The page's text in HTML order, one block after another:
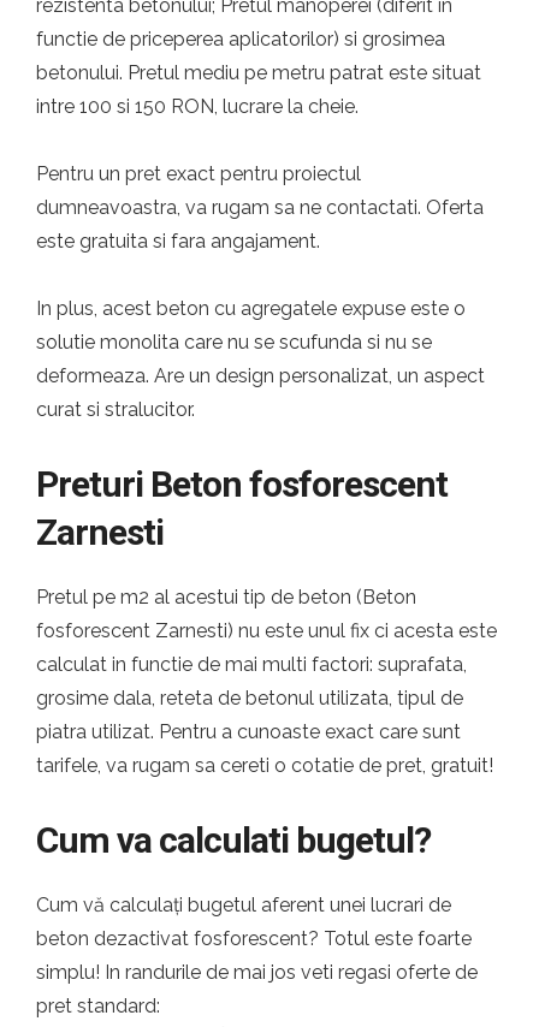
rezistenta betonului; Pretul manoperei (diferit in
functie de priceperea aplicatorilor) si grosimea
betonului. Pretul mediu pe metru patrat este situat
intre 100 si 150 RON, lucrare la cheie.
Pentru un pret exact pentru proiectul
dumneavoastra, va rugam sa ne contactati. Oferta
este gratuita si fara angajament.
In plus, acest beton cu agregatele expuse este o
solutie monolita care nu se scufunda si nu se
deformeaza. Are un design personalizat, un aspect
curat si stralucitor.
Preturi Beton fosforescent
Zarnesti
Pretul pe m2 al acestui tip de beton (Beton
fosforescent Zarnesti) nu este unul fix ci acesta este
calculat in functie de mai multi factori: suprafata,
grosime dala, reteta de betonul utilizata, tipul de
piatra utilizat. Pentru a cunoaste exact care sunt
tarifele, va rugam sa cereti o cotatie de pret, gratuit!
Cum va calculati bugetul?
Cum vă calculați bugetul aferent unei lucrari de
beton dezactivat fosforescent? Totul este foarte
simplu! In randurile de mai jos veti regasi oferte de
pret standard: